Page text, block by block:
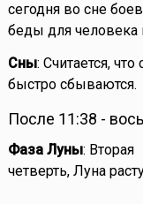
сегодня во сне
беды для человека
Сны: Считается,
быстро сбываются.
После 11:38 -
Фаза Луны: Вторая
четверть, Луна